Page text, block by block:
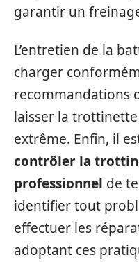
garantir un
L’entretien de la
charger
recommandations
laisser la
extrême. Enfin, il
contrôler la
professionnel de
identifier tout
effectuer les
adoptant ces